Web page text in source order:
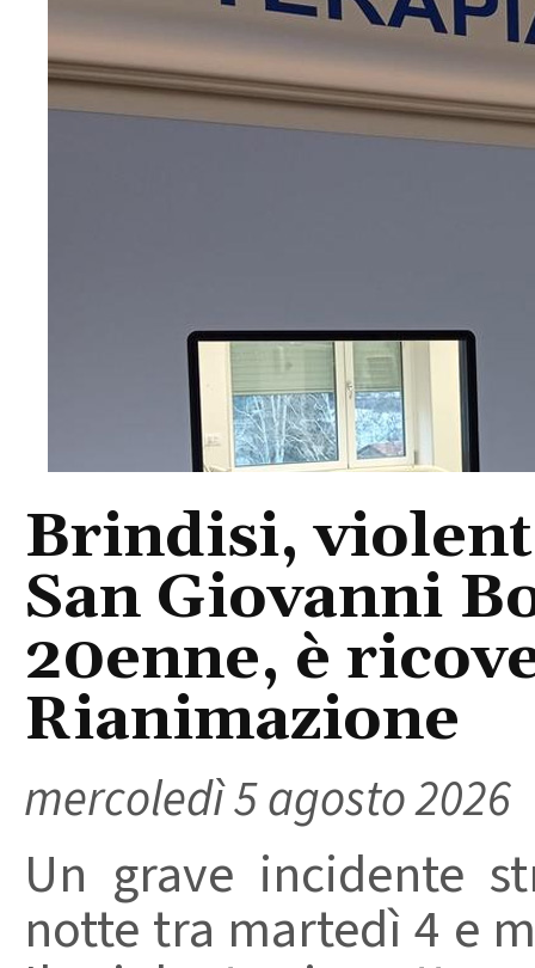
Brindisi,
San Giovanni
20enne, è
Rianimazione
mercoledì 5 agosto 2026
Un grave incidente
notte tra martedì 4 e